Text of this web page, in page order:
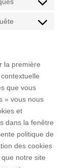
google-
Consent
Consent
divers
la première
que vous
» vous nous
et
dans la fenêtre
politique de
des cookies
notre site